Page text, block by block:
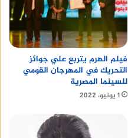
فيلم الهرم يتربع علي جوائز
التحريك في المهرجان القومي
للسينما المصرية
1 يونيو، 2022